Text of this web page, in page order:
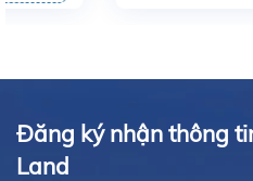
Đăng ký nhận thông
Land